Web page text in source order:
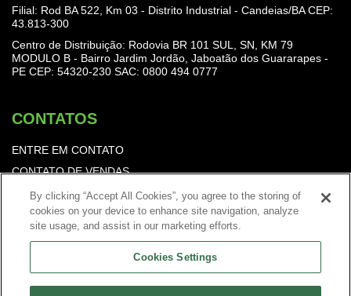
Filial: Rod BA 522, Km 03 - Distrito Industrial - Candeias/BA CEP:
43.813-300
Centro de Distribuição: Rodovia BR 101 SUL, SN, KM 79
MODULO B - Bairro Jardim Jordão, Jaboatão dos Guararapes -
PE CEP: 54320-230 SAC: 0800 494 0777
CONTATOS
ENTRE EM CONTATO
CONTATO DE VENDAS
TRABALHE CONOSCO
Política de Privacidade
By clicking “Accept All Cookies”, you agree to the storing of
cookies on your device to enhance site navigation, analyze
site usage, and assist in our marketing efforts.
Cookies Settings